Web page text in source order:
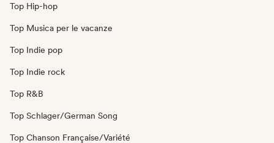
Top Hip-hop
Top Musica per le vacanze
Top Indie pop
Top Indie rock
Top R&B
Top Schlager/German Song
Top Chanson Française/Variété